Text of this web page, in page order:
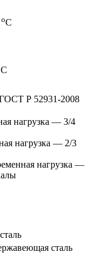
оС
С
Р 52931-2008
нагрузка — 3/4
нагрузка — 2/3
нагрузка —
сталь